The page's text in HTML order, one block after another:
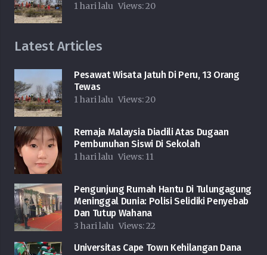
1 hari lalu Views:20
Latest Articles
Pesawat Wisata Jatuh Di Peru, 13 Orang
Tewas
1 hari lalu Views:20
Remaja Malaysia Diadili Atas Dugaan
Pembunuhan Siswi Di Sekolah
1 hari lalu Views: 11
Pengunjung Rumah Hantu Di Tulungagung
Meninggal Dunia: Polisi Selidiki Penyebab
Dan Tutup Wahana
3 hari lalu Views:22
Universitas Cape Town Kehilangan Dana